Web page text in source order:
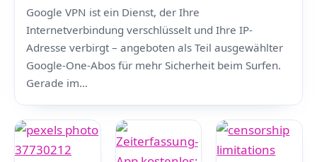
Google VPN ist ein Dienst, der Ihre
Internetverbindung verschlüsselt und Ihre IP-
Adresse verbirgt – angeboten als Teil ausgewählter
Google-One-Abos für mehr Sicherheit beim Surfen.
Gerade im…